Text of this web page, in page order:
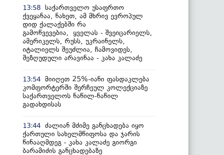
13:58 საქართველო უსაფრთო
ქვეყანაა, ნახეთ, ამ მხრივ ევროპულ
დიდ ქალაქებში რა
გამოწვევებია, ყველას - შვეიცარიელს,
ამერიკელს, რუსს, უკრაინელს,
იტალიელს შეუძლია, ჩამოვიდეს,
შეზღუდული არავინაა - კახა კალაძე
13:54 მიიღეთ 25%-იანი ფასდაკლება
კომფორტერში შერჩეულ კოლექციაზე
საქართველოს ნაწილ-ნაწილ
გადახდისას
13:44 ძალიან მძიმე განცხადება იყო
ქართული სახელმწიფოსა და ჯარის
წინააღმდეგ - კახა კალაძე გიორგი
ბარამიძის განცხადებაზე